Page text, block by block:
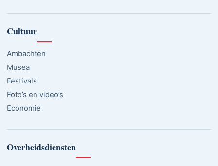
Cultuur
Ambachten
Musea
Festivals
Foto’s en video’s
Economie
Overheidsdiensten